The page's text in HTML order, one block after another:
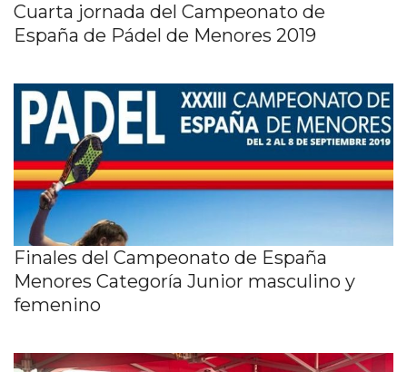
Cuarta jornada del Campeonato de
España de Pádel de Menores 2019
Finales del Campeonato de España
Menores Categoría Junior masculino y
femenino